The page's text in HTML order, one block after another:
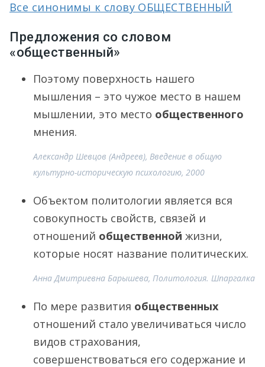
Все синонимы к слову ОБЩЕСТВЕННЫЙ
Предложения со словом
«общественный»
Поэтому поверхность нашего
мышления – это чужое место в нашем
мышлении, это место общественного
мнения.
Александр Шевцов (Андреев), Введение в общую
культурно-историческую психологию, 2000
Объектом политологии является вся
совокупность свойств, связей и
отношений общественной жизни,
которые носят название политических.
Анна Дмитриевна Барышева, Политология. Шпаргалка
По мере развития общественных
отношений стало увеличиваться число
видов страхования,
совершенствоваться его содержание и